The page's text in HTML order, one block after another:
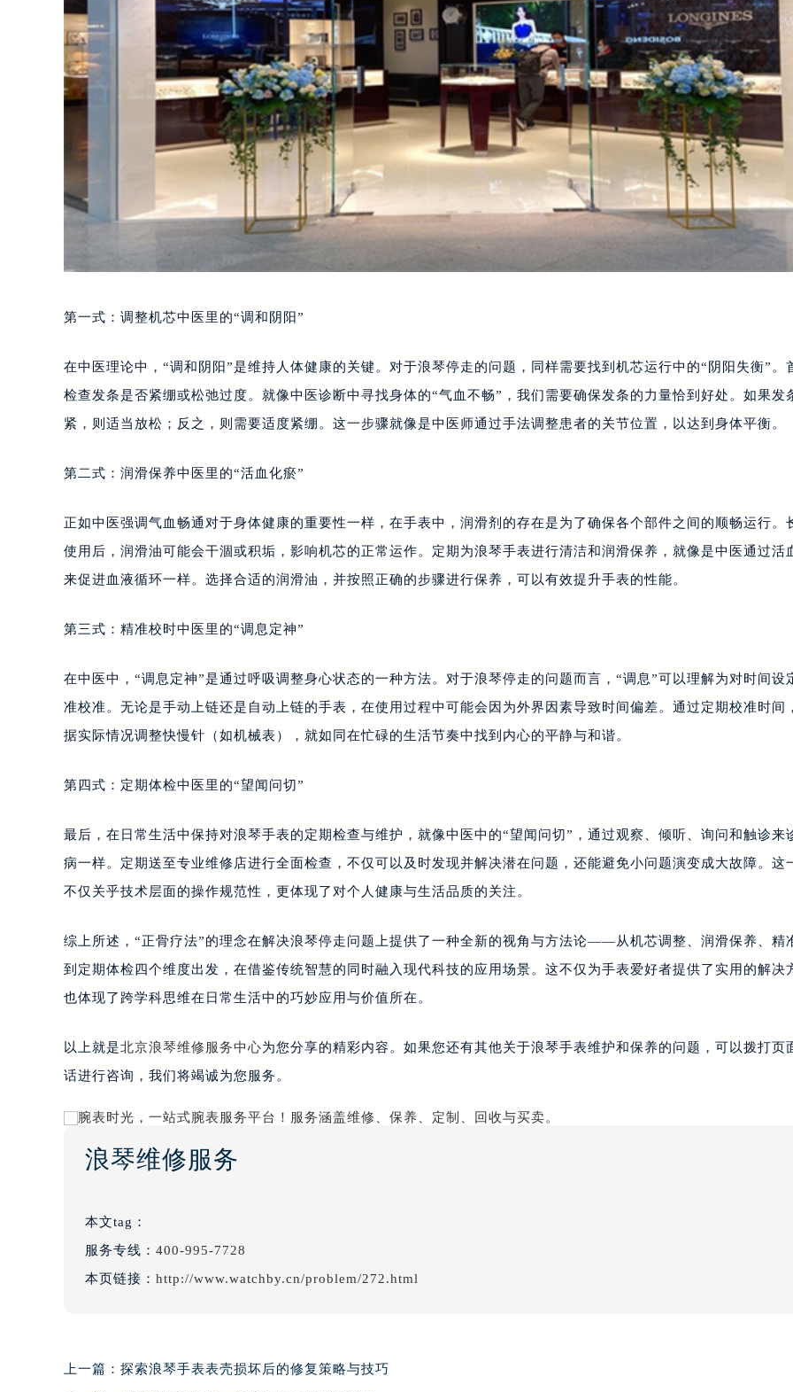
第一式：调整机芯中医里的“调和阴阳”
在中医理论中，“调和阴阳”是维持人体健康的关键。对于浪琴停走的问题，同样需要找到机芯运行中的“阴阳失衡”。
检查发条是否紧绷或松弛过度。就像中医诊断中寻找身体的“气血不畅”，我们需要确保发条的力量恰到好处。如果发
紧，则适当放松；反之，则需要适度紧绷。这一步骤就像是中医师通过手法调整患者的关节位置，以达到身体平衡。
第二式：润滑保养中医里的“活血化瘀”
正如中医强调气血畅通对于身体健康的重要性一样，在手表中，润滑剂的存在是为了确保各个部件之间的顺畅运行。
使用后，润滑油可能会干涸或积垢，影响机芯的正常运作。定期为浪琴手表进行清洁和润滑保养，就像是中医通过活
来促进血液循环一样。选择合适的润滑油，并按照正确的步骤进行保养，可以有效提升手表的性能。
第三式：精准校时中医里的“调息定神”
在中医中，“调息定神”是通过呼吸调整身心状态的一种方法。对于浪琴停走的问题而言，“调息”可以理解为对时间设
准校准。无论是手动上链还是自动上链的手表，在使用过程中可能会因为外界因素导致时间偏差。通过定期校准时间
据实际情况调整快慢针（如机械表），就如同在忙碌的生活节奏中找到内心的平静与和谐。
第四式：定期体检中医里的“望闻问切”
最后，在日常生活中保持对浪琴手表的定期检查与维护，就像中医中的“望闻问切”，通过观察、倾听、询问和触诊来
病一样。定期送至专业维修店进行全面检查，不仅可以及时发现并解决潜在问题，还能避免小问题演变成大故障。这
不仅关乎技术层面的操作规范性，更体现了对个人健康与生活品质的关注。
综上所述，“正骨疗法”的理念在解决浪琴停走问题上提供了一种全新的视角与方法论——从机芯调整、润滑保养、精
到定期体检四个维度出发，在借鉴传统智慧的同时融入现代科技的应用场景。这不仅为手表爱好者提供了实用的解决
也体现了跨学科思维在日常生活中的巧妙应用与价值所在。
以上就是北京浪琴维修服务中心为您分享的精彩内容。如果您还有其他关于浪琴手表维护和保养的问题，可以拨打页
话进行咨询，我们将竭诚为您服务。
浪琴维修服务
本文tag：
服务专线： 400-995-7728
本页链接： http://www.watchby.cn/problem/272.html
上一篇： 探索浪琴手表表壳损坏后的修复策略与技巧